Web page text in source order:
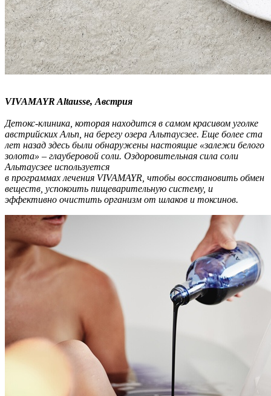
VIVAMAYR Altausse, Австрия
Детокс-клиника, которая находится в самом красивом уголке
австрийских Альп, на берегу озера Альтаусзее. Еще более ста
лет назад здесь были обнаружены настоящие «залежи белого
золота» – глауберовой соли. Оздоровительная сила соли
Альтаусзее используется
в программах лечения VIVAMAYR, чтобы восстановить обмен
веществ, успокоить пищеварительную систему, и
эффективно очистить организм от шлаков и токсинов.